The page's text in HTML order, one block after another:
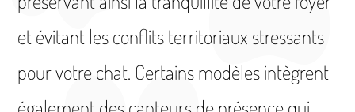
et évitant les conflits territoriaux stressants
pour votre chat. Certains modèles intègrent